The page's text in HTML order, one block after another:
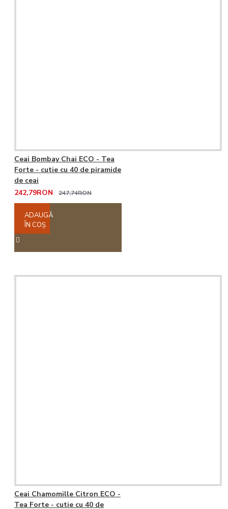
Ceai Bombay Chai ECO - Tea
Forte - cutie cu 40 de piramide
de ceai
242,79RON
247,74RON
ADAUGĂ
ÎN COŞ
Ceai Chamomille Citron ECO -
Tea Forte - cutie cu 40 de